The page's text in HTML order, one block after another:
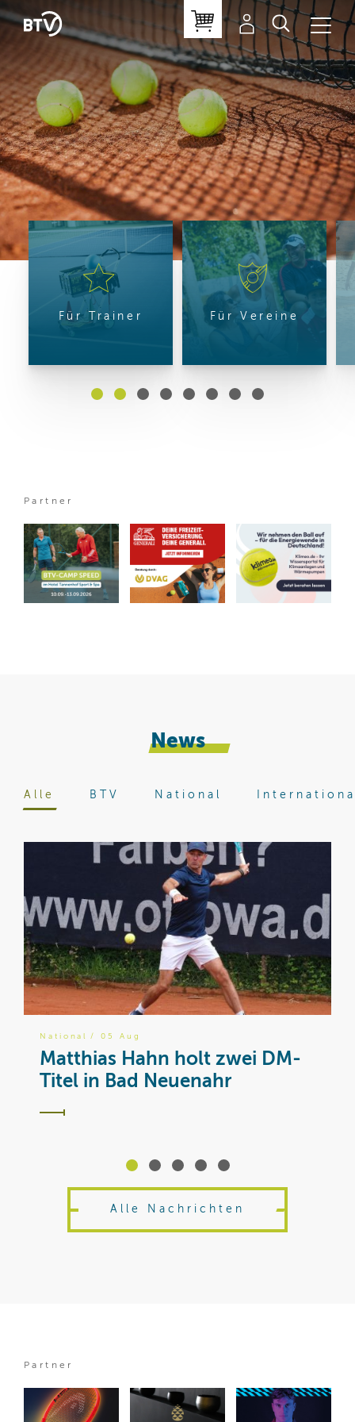
Für Trainer Für Vereine
Partner
News
Alle BTV National
National / 05 Aug
Matthias Hahn holt zwei DM-
Titel in Bad Neuenahr
Alle Nachrichten
Partner